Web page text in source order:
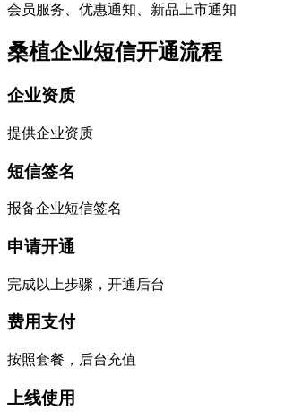
会员服务、优惠通知、新品上市通知
桑植企业短信开通流程
企业资质
提供企业资质
短信签名
报备企业短信签名
申请开通
完成以上步骤，开通后台
费用支付
按照套餐，后台充值
上线使用